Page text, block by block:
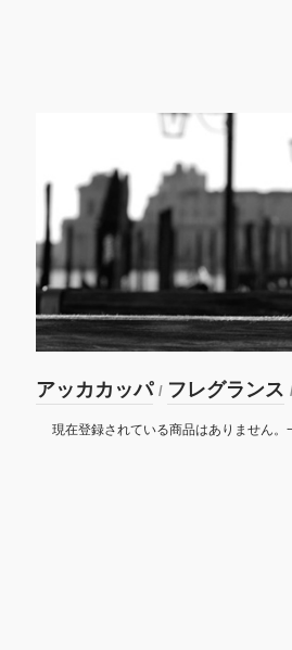
アッカカッパ / フレグランス
現在登録されている商品はありません。